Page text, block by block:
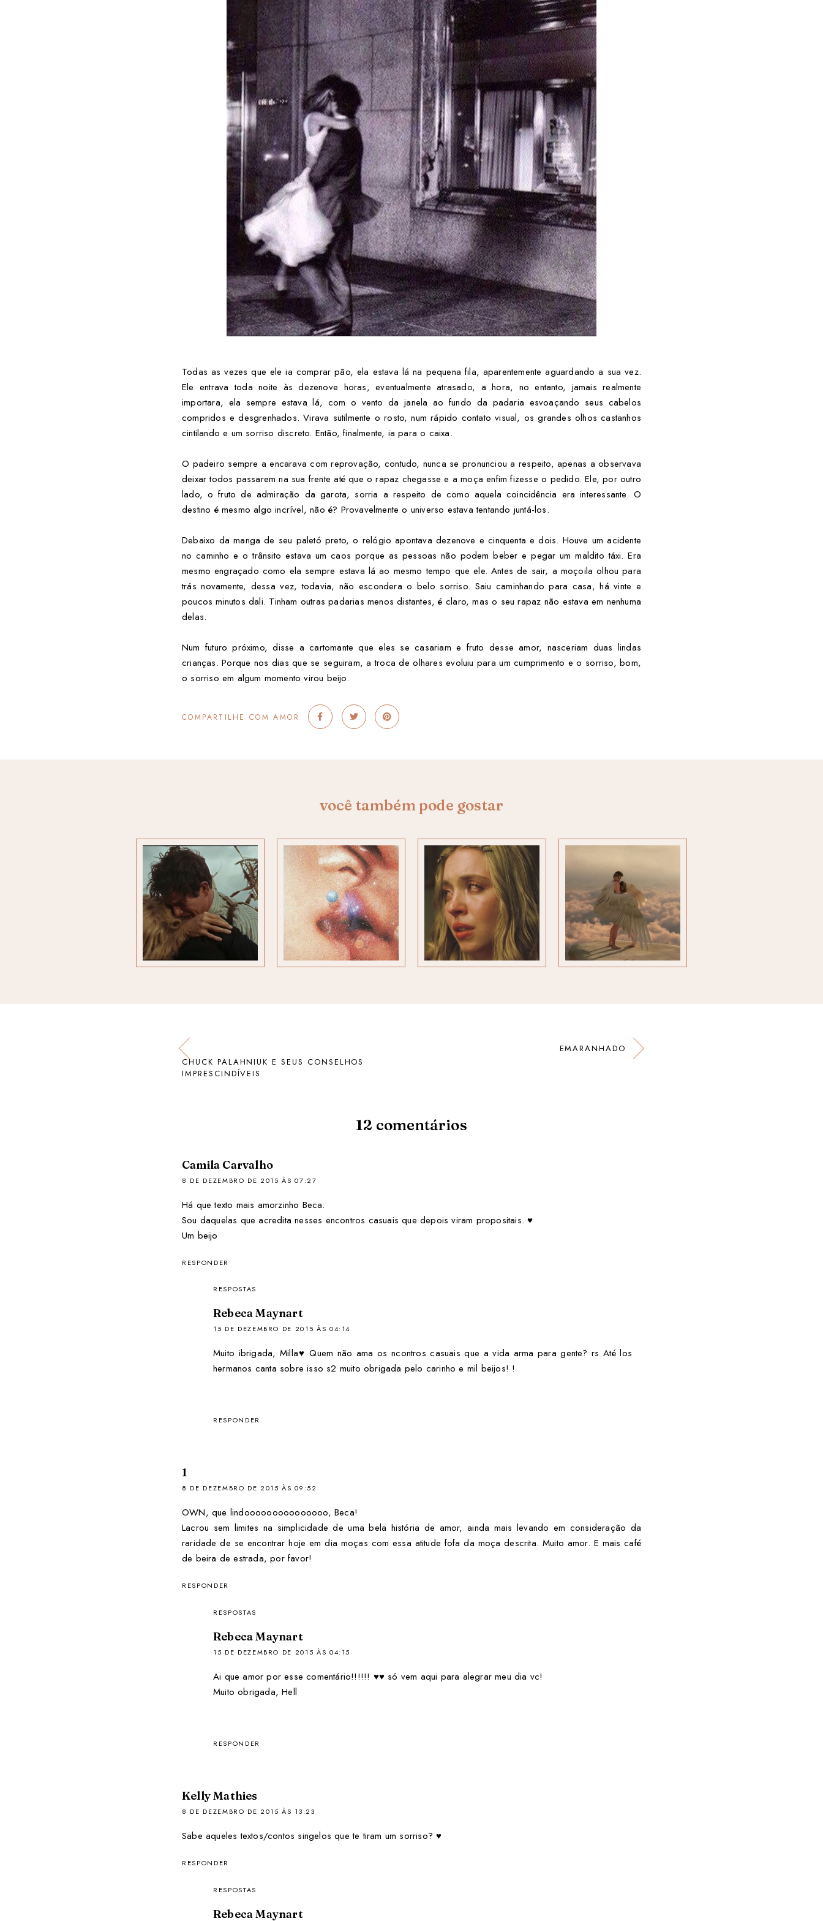
Todas as vezes que ele ia comprar pão, ela estava lá na pequena fila, aparentemente aguardando a sua vez.
Ele entrava toda noite às dezenove horas, eventualmente atrasado, a hora, no entanto, jamais realmente
importara, ela sempre estava lá, com o vento da janela ao fundo da padaria esvoaçando seus cabelos
compridos e desgrenhados. Virava sutilmente o rosto, num rápido contato visual, os grandes olhos castanhos
cintilando e um sorriso discreto. Então, finalmente, ia para o caixa.
O padeiro sempre a encarava com reprovação, contudo, nunca se pronunciou a respeito, apenas a observava
deixar todos passarem na sua frente até que o rapaz chegasse e a moça enfim fizesse o pedido. Ele, por outro
lado, o fruto de admiração da garota, sorria a respeito de como aquela coincidência era interessante. O
destino é mesmo algo incrível, não é? Provavelmente o universo estava tentando juntá-los.
Debaixo da manga de seu paletó preto, o relógio apontava dezenove e cinquenta e dois. Houve um acidente
no caminho e o trânsito estava um caos porque as pessoas não podem beber e pegar um maldito táxi. Era
mesmo engraçado como ela sempre estava lá ao mesmo tempo que ele. Antes de sair, a moçoila olhou para
trás novamente, dessa vez, todavia, não escondera o belo sorriso. Saiu caminhando para casa, há vinte e
poucos minutos dali. Tinham outras padarias menos distantes, é claro, mas o seu rapaz não estava em nenhuma
delas.
Num futuro próximo, disse a cartomante que eles se casariam e fruto desse amor, nasceriam duas lindas
crianças. Porque nos dias que se seguiram, a troca de olhares evoluiu para um cumprimento e o sorriso, bom,
o sorriso em algum momento virou beijo.
COMPARTILHE COM AMOR
você também pode gostar
CHUCK PALAHNIUK E SEUS CONSELHOS
IMPRESCINDÍVEIS
EMARANHADO
12 comentários
Camila Carvalho
8 DE DEZEMBRO DE 2015 ÀS 07:27
Há que texto mais amorzinho Beca.
Sou daquelas que acredita nesses encontros casuais que depois viram propositais. ♥
Um beijo
RESPONDER
RESPOSTAS
Rebeca Maynart
15 DE DEZEMBRO DE 2015 ÀS 04:14
Muito ibrigada, Milla♥ Quem não ama os ncontros casuais que a vida arma para gente? rs Até los
hermanos canta sobre isso s2 muito obrigada pelo carinho e mil beijos! !
RESPONDER
1
8 DE DEZEMBRO DE 2015 ÀS 09:52
OWN, que lindooooooooooooooo, Beca!
Lacrou sem limites na simplicidade de uma bela história de amor, ainda mais levando em consideração da
raridade de se encontrar hoje em dia moças com essa atitude fofa da moça descrita. Muito amor. E mais café
de beira de estrada, por favor!
RESPONDER
RESPOSTAS
Rebeca Maynart
15 DE DEZEMBRO DE 2015 ÀS 04:15
Ai que amor por esse comentário!!!!!! ♥♥ só vem aqui para alegrar meu dia vc!
Muito obrigada, Hell
RESPONDER
Kelly Mathies
8 DE DEZEMBRO DE 2015 ÀS 13:23
Sabe aqueles textos/contos singelos que te tiram um sorriso? ♥
RESPONDER
RESPOSTAS
Rebeca Maynart